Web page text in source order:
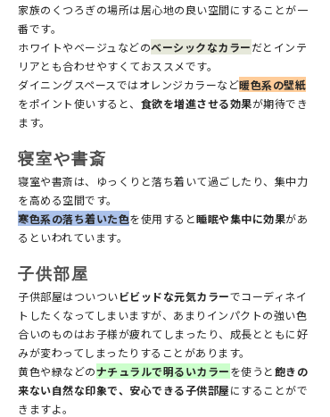
家族のくつろぎの場所は居心地の良い空間にすることが一
番です。
ホワイトやベージュなどのベーシックなカラーだとインテ
リアとも合わせやすくておススメです。
ダイニングスペースではオレンジカラーなど暖色系の壁紙
をポイント使いすると、 食欲を増進させる効果が期待でき
ます。
寝室や書斎
寝室や書斎は、ゆっくりと落ち着いて過ごしたり、集中力
を高める空間です。
寒色系の落ち着いた色を使用すると睡眠や集中に効果があ
るといわれています。
子供部屋
子供部屋はついついビビッドな元気カラーでコーディネイ
トしたくなってしまいますが、あまりインパクトの強い色
合いのものはお子様が疲れてしまったり、成長とともに好
みが変わってしまったりすることがあります。
黄色や緑などのナチュラルで明るいカラーを使うと飽きの
来ない自然な印象で、安心できる子供部屋にすることがで
きますよ。